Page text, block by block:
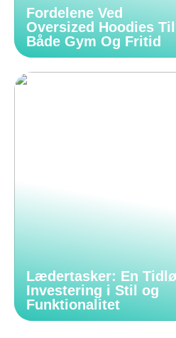
Fordelene Ved
Oversized Hoodies Til
Både Gym Og Fritid
Lædertasker: En
Investering i Stil og
Funktionalitet